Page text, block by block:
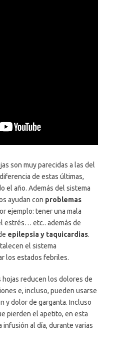
son muy parecidas a las del
de estas últimas,
el año. Además del sistema
ayudan con problemas
ejemplo: tener una mala
estrés… etc.. además de
epilepsia y taquicardias.
el sistema
los estados febriles.
reducen los dolores de
e, incluso, pueden usarse
y dolor de garganta. Incluso
pierden el apetito, en esta
infusión al día, durante varias